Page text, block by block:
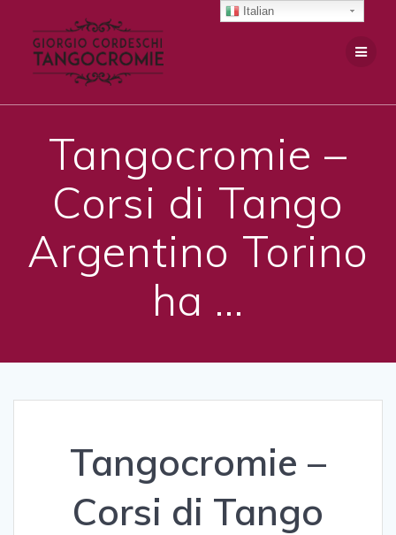
Tangocromie –
Corsi di Tango
Argentino Torino
ha …
Tangocromie –
Corsi di Tango
Italian